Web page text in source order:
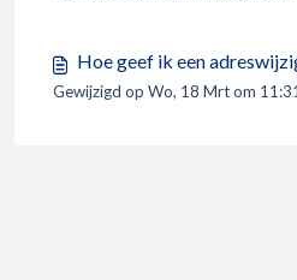
Hoe geef ik een
Gewijzigd op Wo, 18 Mrt om